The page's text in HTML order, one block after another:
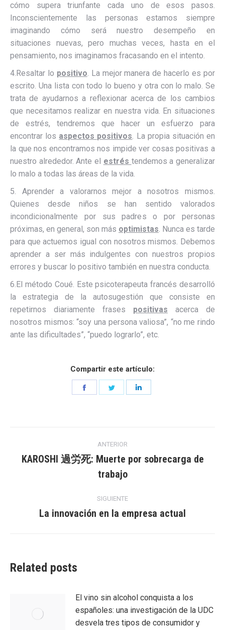
cómo supera triunfante cada uno de esos pasos.
Inconscientemente las personas estamos siempre
imaginando cómo será nuestro desempeño en
situaciones nuevas, pero muchas veces, hasta en el
pensamiento, nos imaginamos fracasando en el intento.
4.Resaltar lo positivo. La mejor manera de hacerlo es por
escrito. Una lista con todo lo bueno y otra con lo malo. Se
trata de ayudarnos a reflexionar acerca de los cambios
que necesitamos realizar en nuestra vida. En situaciones
de estrés, tendremos que hacer un esfuerzo para
encontrar los aspectos positivos. La propia situación en
la que nos encontramos nos impide ver cosas positivas a
nuestro alrededor. Ante el estrés tendemos a generalizar
lo malo a todas las áreas de la vida.
5. Aprender a valorarnos mejor a nosotros mismos.
Quienes desde niños se han sentido valorados
incondicionalmente por sus padres o por personas
próximas, en general, son más optimistas. Nunca es tarde
para que actuemos igual con nosotros mismos. Debemos
aprender a ser más indulgentes con nuestros propios
errores y buscar lo positivo también en nuestra conducta.
6.El método Coué. Este psicoterapeuta francés desarrolló
la estrategia de la autosugestión que consiste en
repetirnos diariamente frases positivas acerca de
nosotros mismos: “soy una persona valiosa”, “no me rindo
ante las dificultades”, “puedo lograrlo”, etc.
Compartir este artículo:
Share
entre
ANTERIOR
Entrada
anterior:
KAROSHI 過労死: Muerte por sobrecarga de
trabajo
SIGUIENTE
Entrada
La innovación en la empresa actual
Related posts
El vino sin alcohol conquista a los
españoles: una investigación de la UDC
desvela tres tipos de consumidor y